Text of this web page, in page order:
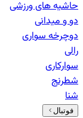
حاشیه های ورزشی
دو و میدانی
دوچرخه سواری
رالی
سوارکاری
شطرنج
شنا
فوتبال